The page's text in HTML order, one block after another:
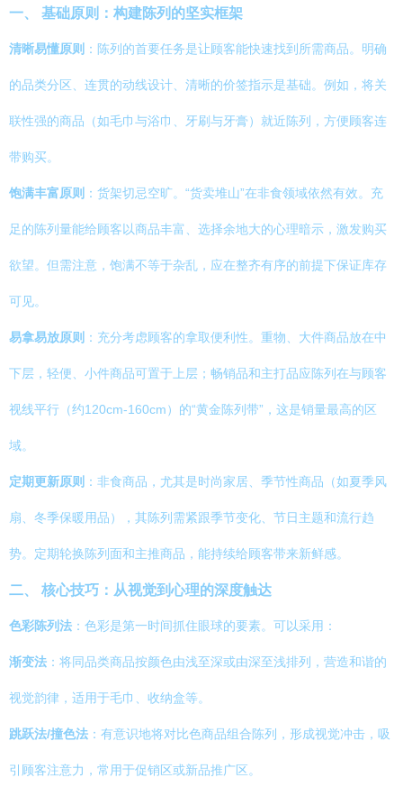
一、 基础原则：构建陈列的坚实框架
清晰易懂原则 ：陈列的首要任务是让顾客能快速找到所需商品。明确
的品类分区、连贯的动线设计、清晰的价签指示是基础。例如，将关
联性强的商品（如毛巾与浴巾、牙刷与牙膏）就近陈列，方便顾客连
带购买。
饱满丰富原则 ：货架切忌空旷。“货卖堆山”在非食领域依然有效。充
足的陈列量能给顾客以商品丰富、选择余地大的心理暗示，激发购买
欲望。但需注意，饱满不等于杂乱，应在整齐有序的前提下保证库存
可见。
易拿易放原则 ：充分考虑顾客的拿取便利性。重物、大件商品放在中
下层，轻便、小件商品可置于上层；畅销品和主打品应陈列在与顾客
视线平行（约120cm-160cm）的“黄金陈列带”，这是销量最高的区
域。
定期更新原则 ：非食商品，尤其是时尚家居、季节性商品（如夏季风
扇、冬季保暖用品），其陈列需紧跟季节变化、节日主题和流行趋
势。定期轮换陈列面和主推商品，能持续给顾客带来新鲜感。
二、 核心技巧：从视觉到心理的深度触达
色彩陈列法 ：色彩是第一时间抓住眼球的要素。可以采用：
渐变法 ：将同品类商品按颜色由浅至深或由深至浅排列，营造和谐的
视觉韵律，适用于毛巾、收纳盒等。
跳跃法/撞色法 ：有意识地将对比色商品组合陈列，形成视觉冲击，吸
引顾客注意力，常用于促销区或新品推广区。